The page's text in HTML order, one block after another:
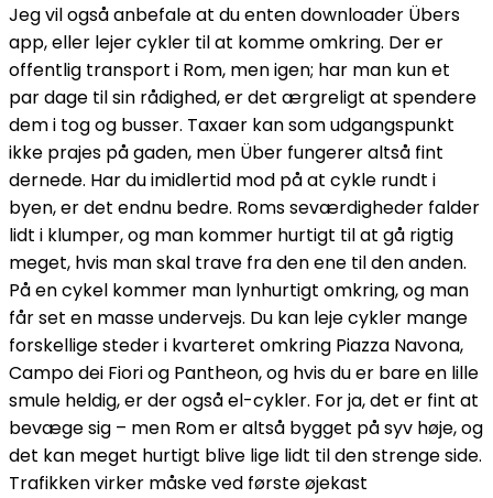
Jeg vil også anbefale at du enten downloader Übers
app, eller lejer cykler til at komme omkring. Der er
offentlig transport i Rom, men igen; har man kun et
par dage til sin rådighed, er det ærgreligt at spendere
dem i tog og busser. Taxaer kan som udgangspunkt
ikke prajes på gaden, men Über fungerer altså fint
dernede. Har du imidlertid mod på at cykle rundt i
byen, er det endnu bedre. Roms seværdigheder falder
lidt i klumper, og man kommer hurtigt til at gå rigtig
meget, hvis man skal trave fra den ene til den anden.
På en cykel kommer man lynhurtigt omkring, og man
får set en masse undervejs. Du kan leje cykler mange
forskellige steder i kvarteret omkring Piazza Navona,
Campo dei Fiori og Pantheon, og hvis du er bare en lille
smule heldig, er der også el-cykler. For ja, det er fint at
bevæge sig – men Rom er altså bygget på syv høje, og
det kan meget hurtigt blive lige lidt til den strenge side.
Trafikken virker måske ved første øjekast